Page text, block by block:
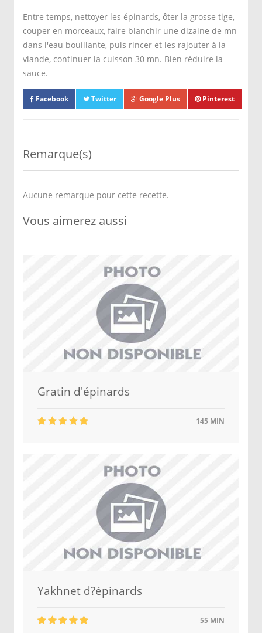
Entre temps, nettoyer les épinards, ôter la grosse tige,
couper en morceaux, faire blanchir une dizaine de mn
dans l'eau bouillante, puis rincer et les rajouter à la
viande, continuer la cuisson 30 mn. Bien réduire la
sauce.
Facebook Twitter Google Plus Pinterest
Remarque(s)
Aucune remarque pour cette recette.
Vous aimerez aussi
Gratin d'épinards
145 MIN
Yakhnet d?épinards
55 MIN